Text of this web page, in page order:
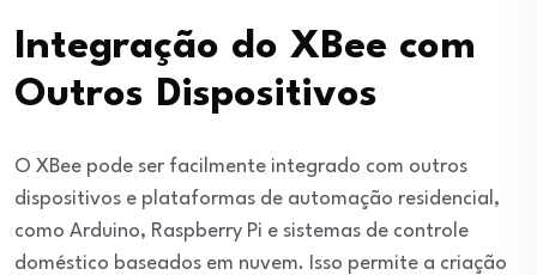
Integração do XBee com
Outros Dispositivos
O XBee pode ser facilmente integrado com outros
dispositivos e plataformas de automação residencial,
como Arduino, Raspberry Pi e sistemas de controle
doméstico baseados em nuvem. Isso permite a criação